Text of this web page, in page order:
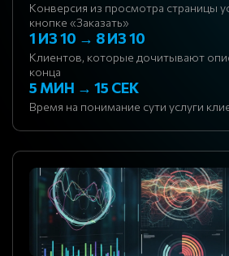
Конверсия из просмотра страницы
кнопке «Заказать»
1 ИЗ 10 → 8 ИЗ 10
Клиентов, которые дочитывают
конца
5 МИН → 15 СЕК
Время на понимание сути услуги